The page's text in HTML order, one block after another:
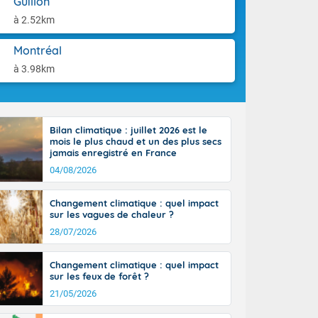
à 2.52km
Montréal
à 3.98km
ensoleillée,
une
le vent
tramontane
elles
et
sur le
Alpes à
terres et 20
Bilan climatique : juillet 2026 est le
mois le plus chaud et un des plus secs
jamais enregistré en France
04/08/2026
Changement climatique : quel impact
sur les vagues de chaleur ?
28/07/2026
Changement climatique : quel impact
sur les feux de forêt ?
21/05/2026